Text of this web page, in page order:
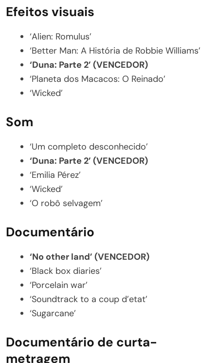
Efeitos visuais
‘Alien: Romulus’
‘Better Man: A História de Robbie Williams’
‘Duna: Parte 2’ (VENCEDOR)
‘Planeta dos Macacos: O Reinado’
‘Wicked’
Som
‘Um completo desconhecido’
‘Duna: Parte 2’ (VENCEDOR)
‘Emilia Pérez’
‘Wicked’
‘O robô selvagem’
Documentário
‘No other land’ (VENCEDOR)
‘Black box diaries’
‘Porcelain war’
‘Soundtrack to a coup d’etat’
‘Sugarcane’
Documentário de curta-
metragem